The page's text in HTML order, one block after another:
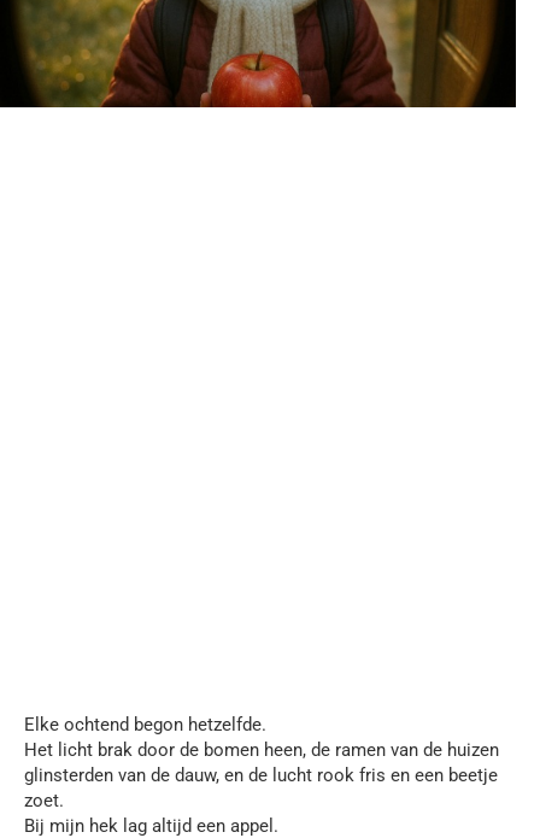
Elke ochtend begon hetzelfde.
Het licht brak door de bomen heen, de ramen van de huizen
glinsterden van de dauw, en de lucht rook fris en een beetje
zoet.
Bij mijn hek lag altijd een appel.